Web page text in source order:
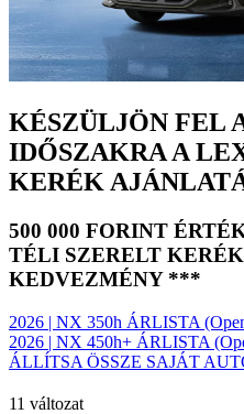
KÉSZÜLJÖN FEL
IDŐSZAKRA A
KERÉK
500 000 FORINT
TÉLI SZERELT KERÉK
KEDVEZMÉNY ***
2026 | NX 350h ÁRLISTA
2026 | NX 450h+ ÁRLISTA
ÁLLÍTSA ÖSSZE SAJÁT
11 változat